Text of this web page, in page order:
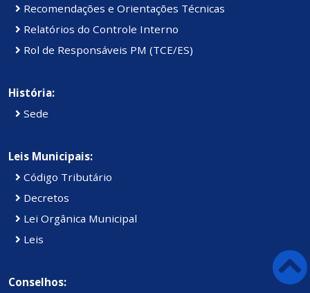
Recomendações e Orientações Técnicas
Relatórios do Controle Interno
Rol de Responsáveis PM (TCE/ES)
História:
Sede
Leis Municipais:
Código Tributário
Decretos
Lei Orgânica Municipal
Leis
Conselhos: